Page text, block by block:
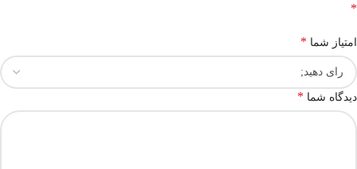
*
امتیاز شما *
دیدگاه شما *